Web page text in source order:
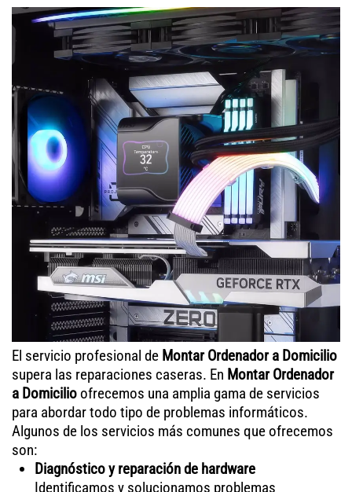
El servicio profesional de Montar Ordenador a Domicilio
supera las reparaciones caseras. En Montar Ordenador
a Domicilioofrecemos una amplia gama de servicios
para abordar todo tipo de problemas informáticos.
Algunos de los servicios más comunes que ofrecemos
son:
Diagnóstico y reparación de hardware
Identificamos y solucionamos problemas